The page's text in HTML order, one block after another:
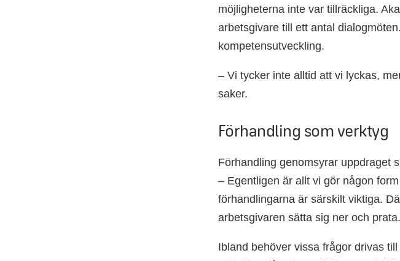
möjligheterna inte var tillräckliga.
arbetsgivare till ett antal
kompetensutveckling.
– Vi tycker inte alltid att vi lyckas,
saker.
Förhandling som verktyg
Förhandling genomsyrar uppdraget
– Egentligen är allt vi gör någon
förhandlingarna är särskilt viktiga.
arbetsgivaren sätta sig ner och prata.
Ibland behöver vissa frågor drivas till